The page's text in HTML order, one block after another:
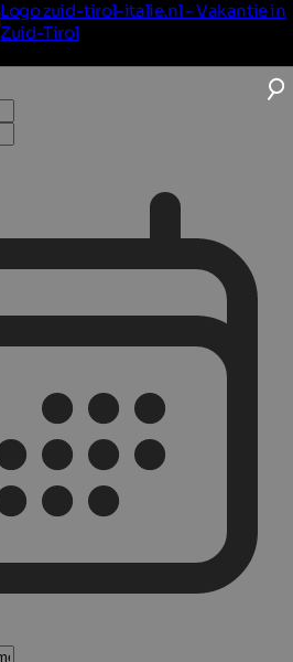
Logo zuid-tirol-italie.nl - Vakantie in
Zuid-Tirol